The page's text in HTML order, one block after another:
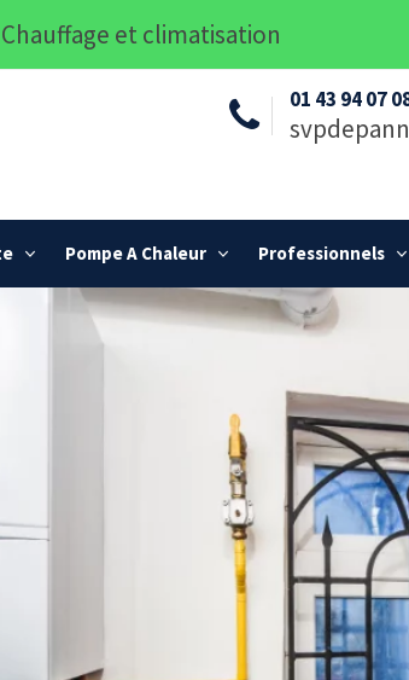
et climatisation
01 43 94 07
Pompe A Chaleur Professionnels